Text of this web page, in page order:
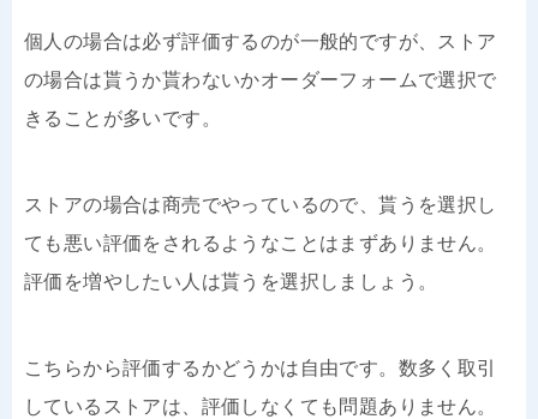
個人の場合は必ず評価するのが一般的ですが、ストア
の場合は貰うか貰わないかオーダーフォームで選択で
きることが多いです。
ストアの場合は商売でやっているので、貰うを選択し
ても悪い評価をされるようなことはまずありません。
評価を増やしたい人は貰うを選択しましょう。
こちらから評価するかどうかは自由です。数多く取引
しているストアは、評価しなくても問題ありません。